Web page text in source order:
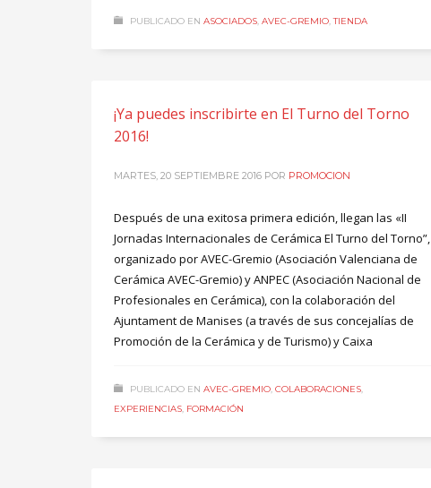
PUBLICADO EN ASOCIADOS, AVEC-GREMIO,TIENDA
¡Ya puedes inscribirte en El Turno del Torno
2016!
MARTES, 20 SEPTIEMBRE 2016 POR PROMOCION
Después de una exitosa primera edición, llegan las «II
Jornadas Internacionales de Cerámica El Turno del Torno”,
organizado por AVEC-Gremio (Asociación Valenciana de
Cerámica AVEC-Gremio) y ANPEC (Asociación Nacional de
Profesionales en Cerámica), con la colaboración del
Ajuntament de Manises (a través de sus concejalías de
Promoción de la Cerámica y de Turismo) y Caixa
PUBLICADO EN AVEC-GREMIO, COLABORACIONES,
EXPERIENCIAS, FORMACIÓN